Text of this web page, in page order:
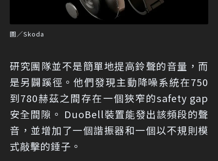
圖／Skoda
研究團隊並不是簡單地提高鈴聲的音量，而
是另闢蹊徑。他們發現主動降噪系統在750
到780赫茲之間存在一個狹窄的safety gap
安全間隙。 DuoBell裝置能發出該頻段的聲
音，並增加了一個諧振器和一個以不規則模
式敲擊的錘子。